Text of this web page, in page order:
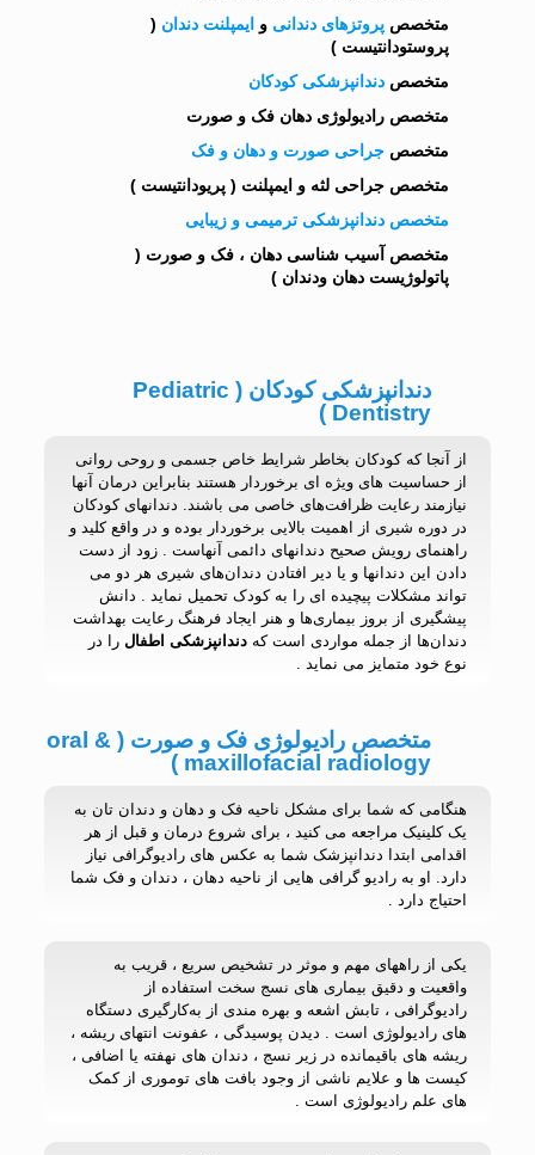
متخصص پروتزهای دندانی و ایمپلنت دندان (
پروستودانتیست )
متخصص دندانپزشکی کودکان
متخصص رادیولوژی دهان فک و صورت
متخصص جراحی صورت و دهان و فک
متخصص جراحی لثه و ایمپلنت ( پریودانتیست )
متخصص دندانپزشکی ترمیمی و زیبایی
متخصص آسیب شناسی دهان ، فک و صورت (
پاتولوژیست دهان ودندان )
دندانپزشکی کودکان ( Pediatric
Dentistry )
از آنجا که کودکان بخاطر شرایط خاص جسمی و روحی روانی
از حساسیت های ویژه ای برخوردار هستند بنابراین درمان آنها
نیازمند رعایت ظرافت‌های خاصی می باشند. دندانهای کودکان
در دوره شیری از اهمیت بالایی برخوردار بوده و در واقع کلید و
راهنمای رویش صحیح دندانهای دائمی آنهاست . زود از دست
دادن این دندانها و یا دیر افتادن دندان‌های شیری هر دو می
تواند مشکلات پیچیده ای را به کودک تحمیل نماید . دانش
پیشگیری از بروز بیماری‌ها و هنر ایجاد فرهنگ رعایت بهداشت
دندان‌ها از جمله مواردی است که دندانپزشکی اطفال را در
نوع خود متمایز می نماید .
متخصص رادیولوژی فک و صورت ( oral &
maxillofacial radiology )
هنگامی که شما برای مشکل ناحیه فک و دهان و دندان تان به
یک کلینیک مراجعه می کنید ، برای شروع درمان و قبل از هر
اقدامی ابتدا دندانپزشک شما به عکس های رادیوگرافی نیاز
دارد. او به رادیو گرافی هایی از ناحیه دهان ، دندان و فک شما
احتیاج دارد .
یکی از راههای مهم و موثر در تشخیص سریع ، قریب به
واقعیت و دقیق بیماری های نسج سخت استفاده از
رادیوگرافی ، تابش اشعه و بهره مندی از به‌کارگيری دستگاه
های رادیولوژی است . دیدن پوسیدگی ، عفونت انتهای ریشه ،
ریشه های باقیمانده در زیر نسج ، دندان های نهفته یا اضافی ،
کیست ها و علایم ناشی از وجود بافت های توموری از کمک
های علم رادیولوژی است .